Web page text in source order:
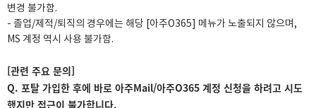
변경 불가함.
- 졸업/제적/퇴직의 경우에는 해당 [아주O365] 메뉴가 노출되지 않으며,
MS 계정 역시 사용 불가함.
[관련 주요 문의]
Q. 포탈 가입한 후에 바로 아주Mail/아주O365 계정 신청을 하려고 시도
했지만 접근이 불가합니다.